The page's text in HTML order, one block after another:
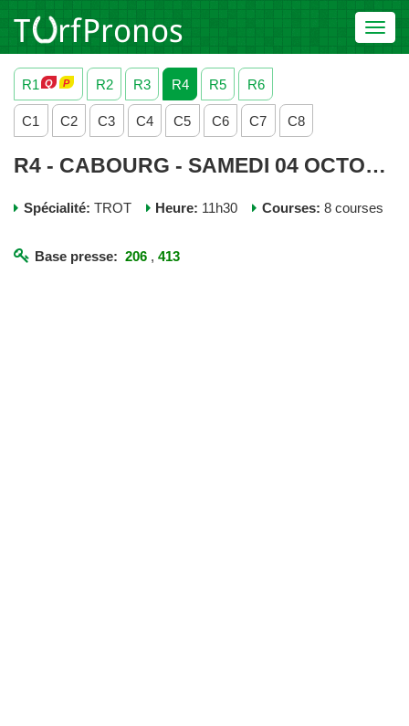
R1
R2 R3 R4 R5 R6
C1 C2 C3 C4 C5 C6 C7 C8
R4 - CABOURG - SAMEDI 04 OCTOBRE 2025
Spécialité: TROT Heure: 11h30 Courses: 8 courses
Base presse: 206 ,413